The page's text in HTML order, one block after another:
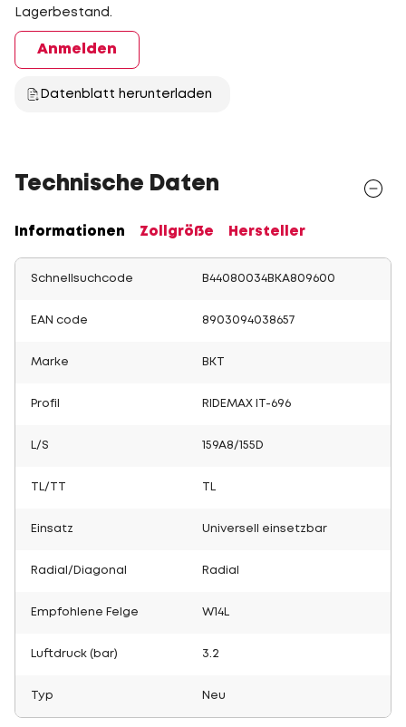
Lagerbestand.
Anmelden
Datenblatt herunterladen
Technische Daten
Informationen Zollgröße Hersteller
Schnellsuchcode B44080034BKA809600
EAN code 8903094038657
Marke BKT
Profil RIDEMAX IT-696
L/S 159A8/155D
TL/TT
Einsatz Universell einsetzbar
Radial/Diagonal Radial
Empfohlene Felge W14L
Luftdruck (bar) 3.2
Typ Neu